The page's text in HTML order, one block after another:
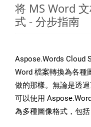
将 MS Word
式 - 分步指南
Aspose.Words Cloud
Word 檔案轉換為各種
做的那樣。無論是透
可以使用
為多種圖像格式，包括